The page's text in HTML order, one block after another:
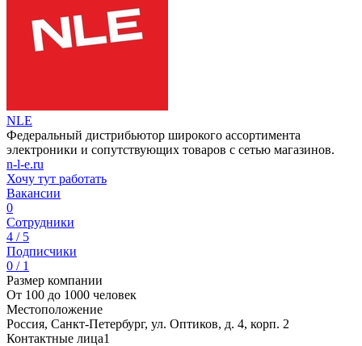
NLE
Федеральный дистрибьютор широкого ассортимента
электроники и сопутствующих товаров с сетью магазинов.
n-l-e.ru
Хочу тут работать
Вакансии
0
Сотрудники
4 / 5
Подписчики
0 / 1
Размер компании
От 100 до 1000 человек
Местоположение
Россия, Санкт-Петербург, ул. Оптиков, д. 4, корп. 2
Контактные лица1